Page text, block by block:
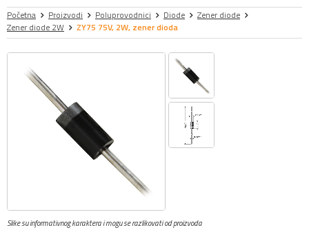
Početna Proizvodi Poluprovodnici Diode
Zener diode
Zener diode 2W
ZY75 75V, 2W, zener dioda
Slike su informativnog karaktera i mogu se razlikovati od proizvoda